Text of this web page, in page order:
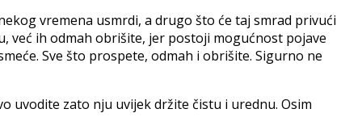
vremena usmrdi, a drugo što će taj smrad privući
već ih odmah obrišite, jer postoji mogućnost pojave
Sve što prospete, odmah i obrišite. Sigurno ne
uvodite zato nju uvijek držite čistu i urednu. Osim